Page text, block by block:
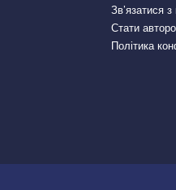
Зв’язатися
Стати
Політика